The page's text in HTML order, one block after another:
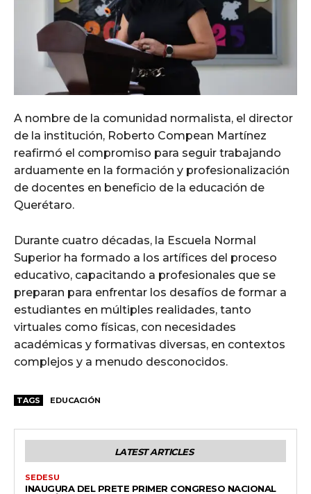
A nombre de la comunidad normalista, el director
de la institución, Roberto Compean Martínez
reafirmó el compromiso para seguir trabajando
arduamente en la formación y profesionalización
de docentes en beneficio de la educación de
Querétaro.
Durante cuatro décadas, la Escuela Normal
Superior ha formado a los artífices del proceso
educativo, capacitando a profesionales que se
preparan para enfrentar los desafíos de formar a
estudiantes en múltiples realidades, tanto
virtuales como físicas, con necesidades
académicas y formativas diversas, en contextos
complejos y a menudo desconocidos.
TAGS EDUCACIÓN
LATEST ARTICLES
SEDESU
INAUGURA DEL PRETE PRIMER CONGRESO NACIONAL